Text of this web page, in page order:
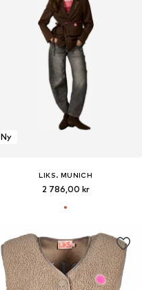
Ny
LIKS. MUNICH
2 786,00 kr